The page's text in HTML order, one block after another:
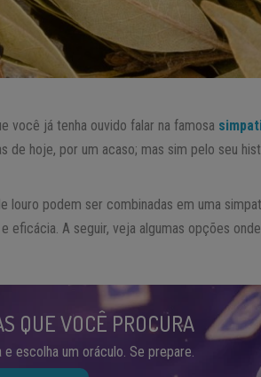
você já tenha ouvido falar na famosa
de hoje, por um acaso; mas sim pelo seu
louro podem ser combinadas em uma
A seguir, veja algumas opções
QUE VOCÊ PROCURA
escolha um oráculo. Se prepare.